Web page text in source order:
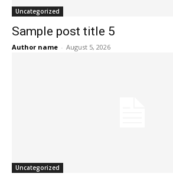
Uncategorized
Sample post title 5
Author name - August 5, 2026
Uncategorized